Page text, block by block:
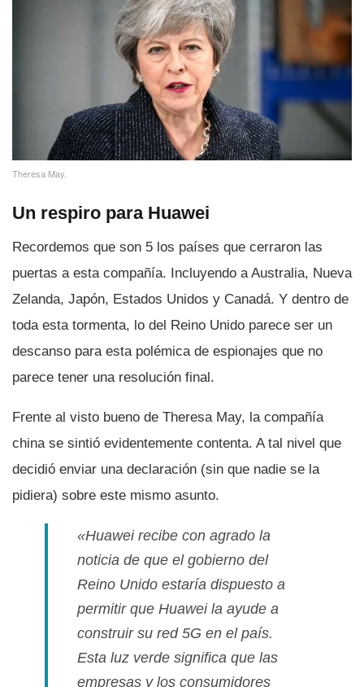
Theresa May.
Un respiro para Huawei
Recordemos que son 5 los paí­ses que cerraron las
puertas a esta compañí­a. Incluyendo a Australia, Nueva
Zelanda, Japón, Estados Unidos y Canadá. Y dentro de
toda esta tormenta, lo del Reino Unido parece ser un
descanso para esta polémica de espionajes que no
parece tener una resolución final.
Frente al visto bueno de Theresa May, la compañí­a
china se sintió evidentemente contenta. A tal nivel que
decidió enviar una declaración (sin que nadie se la
pidiera) sobre este mismo asunto.
«Huawei recibe con agrado la
noticia de que el gobierno del
Reino Unido estarí­a dispuesto a
permitir que Huawei la ayude a
construir su red 5G en el paí­s.
Esta luz verde significa que las
empresas y los consumidores